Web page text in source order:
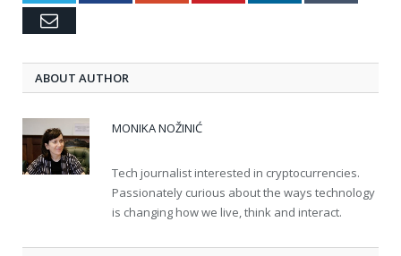
Email
ABOUT AUTHOR
MONIKA NOŽINIĆ
Tech journalist interested in cryptocurrencies.
Passionately curious about the ways technology
is changing how we live, think and interact.